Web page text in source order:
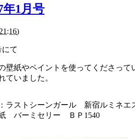
1月号
)
て
壁紙やペイントを使ってくださって
ていました。
ラストシーンガール 新宿ルミネエ
バーミセリー ＢＰ1540